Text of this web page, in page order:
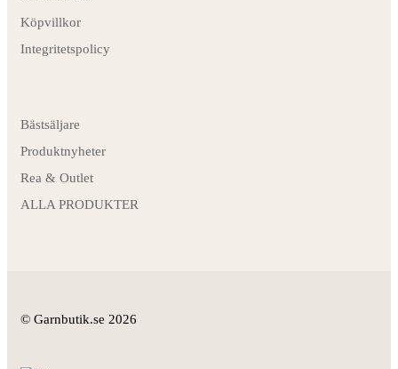
Köpvillkor
Integritetspolicy
Bästsäljare
Produktnyheter
Rea & Outlet
ALLA PRODUKTER
© Garnbutik.se 2026